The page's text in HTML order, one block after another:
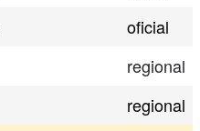
oficial
regional
regional